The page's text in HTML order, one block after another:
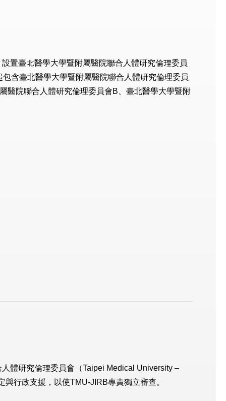
置臺北醫學大學暨附屬醫院聯合人體研究倫理委員
含臺北醫學大學暨附屬醫院聯合人體研究倫理委員
醫院聯合人體研究倫理委員會B、臺北醫學大學暨附
體研究倫理委員會（Taipei Medical University –
行政支援，以使TMU-JIRB專責獨立審查。